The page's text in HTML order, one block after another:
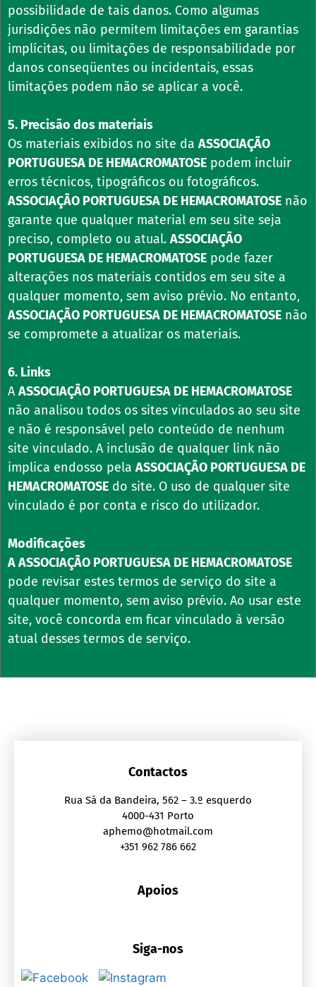
possibilidade de tais danos. Como algumas
jurisdições não permitem limitações em garantias
implícitas, ou limitações de responsabilidade por
danos conseqüentes ou incidentais, essas
limitações podem não se aplicar a você.
5. Precisão dos materiais
Os materiais exibidos no site daASSOCIAÇÃO
PORTUGUESA DE HEMACROMATOSE podem incluir
erros técnicos, tipográficos ou fotográficos.
ASSOCIAÇÃO PORTUGUESA DE HEMACROMATOSE não
garante que qualquer material em seu site seja
preciso, completo ou atual.ASSOCIAÇÃO
PORTUGUESA DE HEMACROMATOSE pode fazer
alterações nos materiais contidos em seu site a
qualquer momento, sem aviso prévio. No entanto,
ASSOCIAÇÃO PORTUGUESA DE HEMACROMATOSE não
se compromete a atualizar os materiais.
6. Links
AASSOCIAÇÃO PORTUGUESA DE HEMACROMATOSE
não analisou todos os sites vinculados ao seu site
e não é responsável pelo conteúdo de nenhum
site vinculado. A inclusão de qualquer link não
implica endosso pelaASSOCIAÇÃO PORTUGUESA DE
HEMACROMATOSE do site. O uso de qualquer site
vinculado é por conta e risco do utilizador.
Modificações
A ASSOCIAÇÃO PORTUGUESA DE HEMACROMATOSE
pode revisar estes termos de serviço do site a
qualquer momento, sem aviso prévio. Ao usar este
site, você concorda em ficar vinculado à versão
atual desses termos de serviço.
Contactos
Rua Sá da Bandeira, 562 – 3.º esquerdo
4000-431 Porto
aphemo@hotmail.com
+351 962 786 662
Apoios
Siga-nos